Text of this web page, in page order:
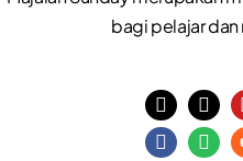
bagi pelajar dan